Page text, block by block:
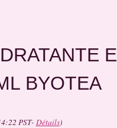
E
BYOTEA
PST- Détails)